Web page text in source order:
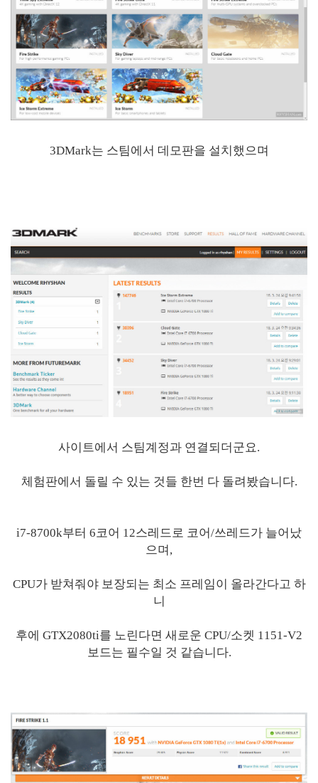
3DMark는 스팀에서 데모판을 설치했으며
사이트에서 스팀계정과 연결되더군요.
체험판에서 돌릴 수 있는 것들 한번 다 돌려봤습니다.
i7-8700k부터 6코어 12스레드로 코어/쓰레드가 늘어났
으며,
CPU가 받쳐줘야 보장되는 최소 프레임이 올라간다고 하
니
후에 GTX2080ti를 노린다면 새로운 CPU/소켓 1151-V2
보드는 필수일 것 같습니다.